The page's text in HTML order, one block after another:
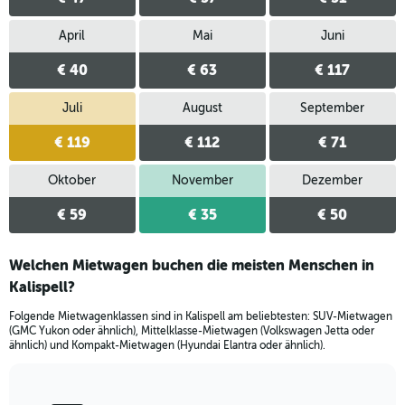
April
€ 40
Mai
€ 63
Juni
€ 117
Juli
€ 119
August
€ 112
September
€ 71
Oktober
€ 59
November
€ 35
Dezember
€ 50
Welchen Mietwagen buchen die meisten Menschen in
Kalispell?
Folgende Mietwagenklassen sind in Kalispell am beliebtesten: SUV-Mietwagen
(GMC Yukon oder ähnlich), Mittelklasse-Mietwagen (Volkswagen Jetta oder
ähnlich) und Kompakt-Mietwagen (Hyundai Elantra oder ähnlich).